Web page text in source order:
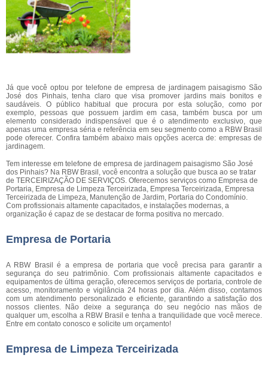
Já que você optou por telefone de empresa de jardinagem paisagismo São
José dos Pinhais, tenha claro que visa promover jardins mais bonitos e
saudáveis. O público habitual que procura por esta solução, como por
exemplo, pessoas que possuem jardim em casa, também busca por um
elemento considerado indispensável que é o atendimento exclusivo, que
apenas uma empresa séria e referência em seu segmento como a RBW Brasil
pode oferecer. Confira também abaixo mais opções acerca de: empresas de
jardinagem.
Tem interesse em telefone de empresa de jardinagem paisagismo São José
dos Pinhais? Na RBW Brasil, você encontra a solução que busca ao se tratar
de TERCEIRIZAÇÃO DE SERVIÇOS. Oferecemos serviços como Empresa de
Portaria, Empresa de Limpeza Terceirizada, Empresa Terceirizada, Empresa
Terceirizada de Limpeza, Manutenção de Jardim, Portaria do Condomínio.
Com profissionais altamente capacitados, e instalações modernas, a
organização é capaz de se destacar de forma positiva no mercado.
Empresa de Portaria
A RBW Brasil é a empresa de portaria que você precisa para garantir a
segurança do seu patrimônio. Com profissionais altamente capacitados e
equipamentos de última geração, oferecemos serviços de portaria, controle de
acesso, monitoramento e vigilância 24 horas por dia. Além disso, contamos
com um atendimento personalizado e eficiente, garantindo a satisfação dos
nossos clientes. Não deixe a segurança do seu negócio nas mãos de
qualquer um, escolha a RBW Brasil e tenha a tranquilidade que você merece.
Entre em contato conosco e solicite um orçamento!
Empresa de Limpeza Terceirizada